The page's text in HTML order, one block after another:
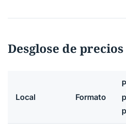
Desglose de precios
Local Formato